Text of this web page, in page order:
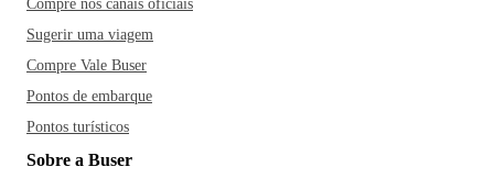
Compre nos canais oficiais
Sugerir uma viagem
Compre Vale Buser
Pontos de embarque
Pontos turísticos
Sobre a Buser